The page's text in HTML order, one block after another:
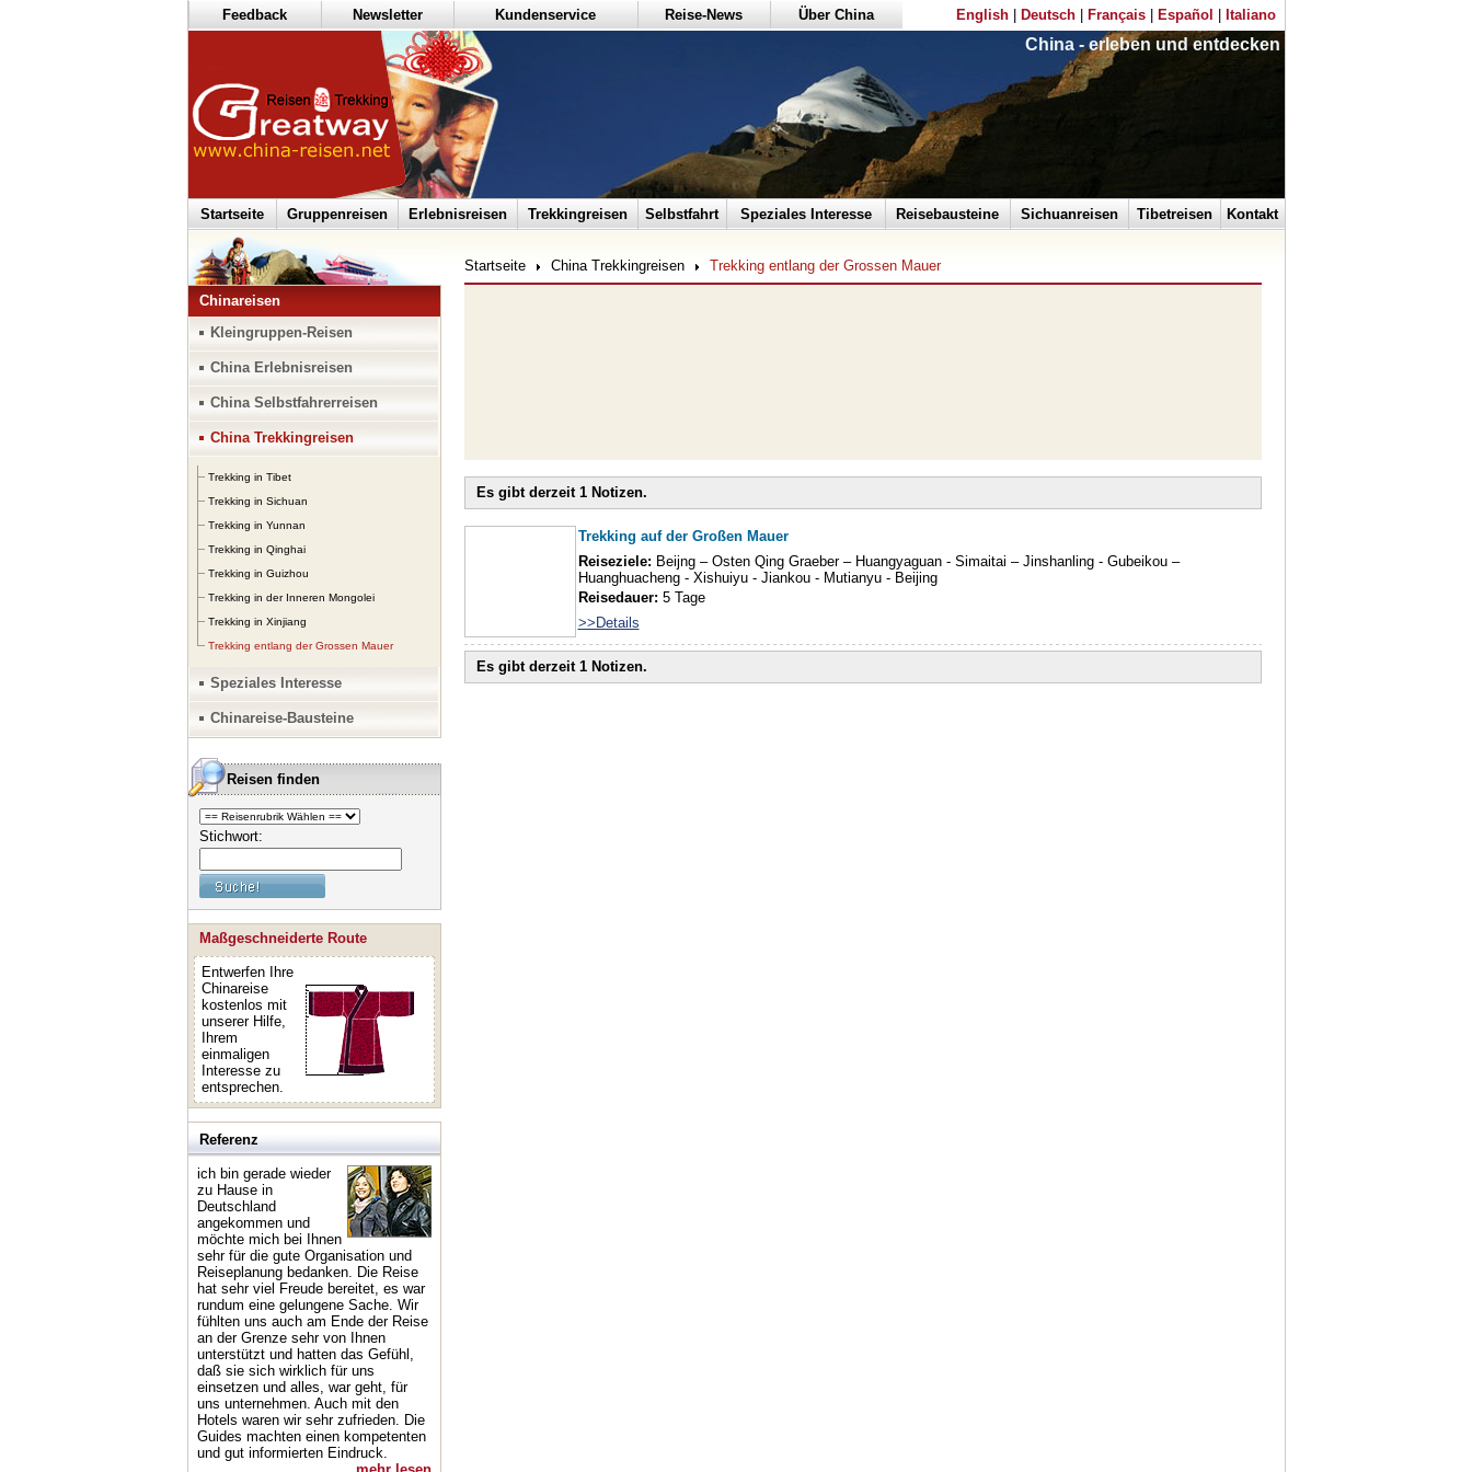
Feedback Newsletter Kundenservice Reise-News Über China English| Deutsch| Français| Español Italiano
China - erleben und entdecken
Startseite Gruppenreisen Erlebnisreisen Trekkingreisen Selbstfahrt Speziales Interesse Reisebausteine Sichuanreisen Tibetreisen Kontakt
Chinareisen
Kleingruppen-Reisen
China Erlebnisreisen
China Selbstfahrerreisen
China Trekkingreisen
Trekking in Tibet
Trekking in Sichuan
Trekking in Yunnan
Trekking in Qinghai
Trekking in Guizhou
Trekking in der Inneren Mongolei
Trekking in Xinjiang
Trekking entlang der Grossen Mauer
Speziales Interesse
Chinareise-Bausteine
Reisen finden
Stichwort:
Maßgeschneiderte Route
Entwerfen Ihre
Chinareise
kostenlos mit
unserer Hilfe,
Ihrem
einmaligen
Interesse zu
entsprechen.
Referenz
ich bin gerade wieder
zu Hause in
Deutschland
angekommen und
möchte mich bei Ihnen
sehr für die gute Organisation und
Reiseplanung bedanken. Die Reise
hat sehr viel Freude bereitet, es war
rundum eine gelungene Sache. Wir
fühlten uns auch am Ende der Reise
an der Grenze sehr von Ihnen
unterstützt und hatten das Gefühl,
daß sie sich wirklich für uns
einsetzen und alles, war geht, für
uns unternehmen. Auch mit den
Hotels waren wir sehr zufrieden. Die
Guides machten einen kompetenten
und gut informierten Eindruck.
Startseite China Trekkingreisen Trekking entlang der Grossen Mauer
Es gibt derzeit 1 Notizen.
Trekking auf der Großen Mauer
Reiseziele: Beijng – Osten Qing Graeber – Huangyaguan - Simaitai – Jinshanling - Gubeikou –
Huanghuacheng - Xishuiyu - Jiankou - Mutianyu - Beijing
Reisedauer: 5 Tage
>>Details
Es gibt derzeit 1 Notizen.